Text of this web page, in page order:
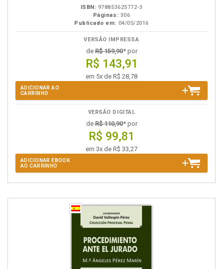
ISBN: 978853625772-3
Páginas: 306
Publicado em: 04/05/2016
VERSÃO IMPRESSA
deR$ 159,90* por
R$ 143,91
em 5x de R$ 28,78
ADICIONAR AO
CARRINHO
VERSÃO DIGITAL
deR$ 110,90* por
R$ 99,81
em 3x de R$ 33,27
ADICIONAR EBOOK
AO CARRINHO